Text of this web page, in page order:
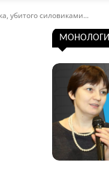
убитого силовиками...
МОНОЛОГИ